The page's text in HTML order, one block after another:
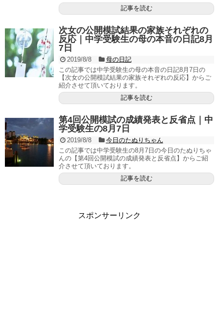
記事を読む
次女の公開模試結果の家族それぞれの
反応｜中学受験生の母の本音の日記8月
7日
2019/8/8
母の日記
この記事では中学受験生の母の本音の日記8月7日の
【次女の公開模試結果の家族それぞれの反応】からご
紹介させて頂いております。
記事を読む
第4回公開模試の成績発表と反省点｜中
学受験生の8月7日
2019/8/8
今日のたぬりちゃん
この記事では中学受験生の8月7日の今日のたぬりちゃ
んの【第4回公開模試の成績発表と反省点】からご紹
介させて頂いております。
記事を読む
スポンサーリンク